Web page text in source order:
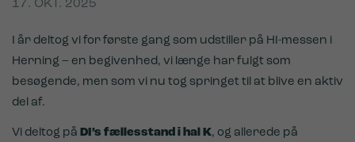
17. OKT. 2025
I år deltog vi for første gang som udstiller på HI-messen i
Herning – en begivenhed, vi længe har fulgt som
besøgende, men som vi nu tog springet til at blive en aktiv
del af.
Vi deltog på DI’s fællesstand i hal K, og allerede på